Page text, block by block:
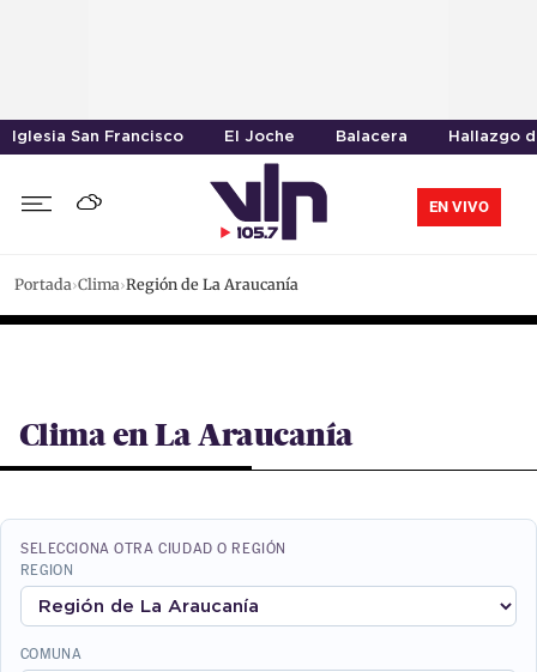
Iglesia San Francisco El Joche Balacera Hallazgo
EN VIVO
Portada Clima Región de La Araucanía
Clima en La Araucanía
SELECCIONA OTRA CIUDAD O REGIÓN
REGION
COMUNA